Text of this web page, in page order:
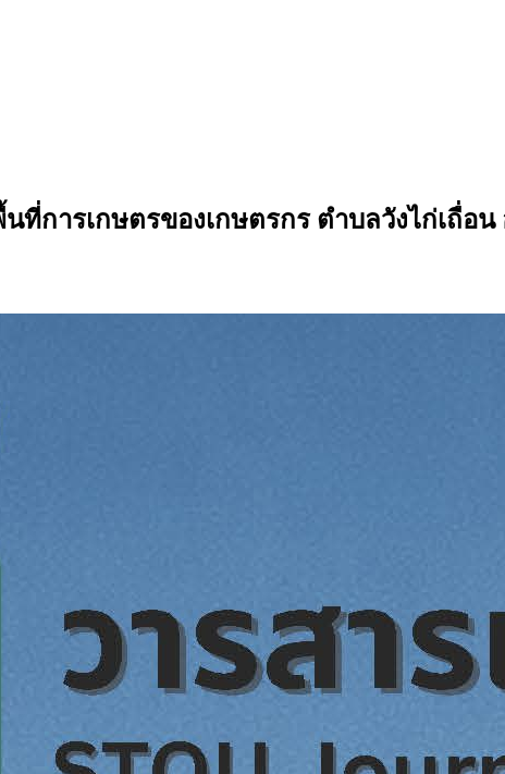
การเกษตรของเกษตรกร ตำบลวังไก่เถื่อ